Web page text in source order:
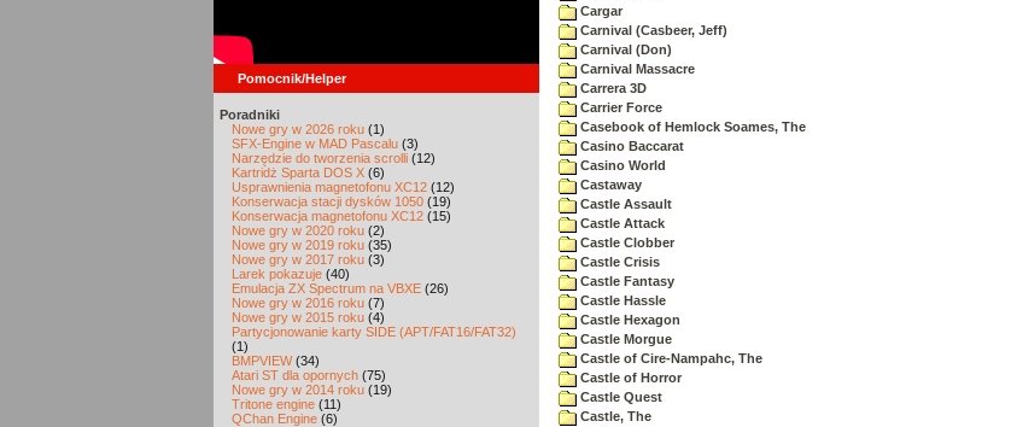
Pomocnik/Helper
Poradniki
Nowe gry w 2026 roku (1)
SFX-Engine w MAD Pascalu (3)
Narzędzie do tworzenia scrolli (12)
Kartridż Sparta DOS X (6)
Usprawnienia magnetofonu XC12 (12)
Konserwacja stacji dysków 1050 (19)
Konserwacja magnetofonu XC12 (15)
Nowe gry w 2020 roku (2)
Nowe gry w 2019 roku (35)
Nowe gry w 2017 roku (3)
Larek pokazuje (40)
Emulacja ZX Spectrum na VBXE (26)
Nowe gry w 2016 roku (7)
Nowe gry w 2015 roku (4)
Partycjonowanie karty SIDE (APT/FAT16/FAT32)
(1)
BMPVIEW(34)
Atari ST dla opornych (75)
Nowe gry w 2014 roku (19)
Tritone engine (11)
QChan Engine (6)
Cargar
Carnival (Casbeer, Jeff)
Carnival (Don)
Carnival Massacre
Carrera 3D
Carrier Force
Casebook of Hemlock Soames, The
Casino Baccarat
Casino World
Castaway
Castle Assault
Castle Attack
Castle Clobber
Castle Crisis
Castle Fantasy
Castle Hassle
Castle Hexagon
Castle Morgue
Castle of Cire-Nampahc, The
Castle of Horror
Castle Quest
Castle, The